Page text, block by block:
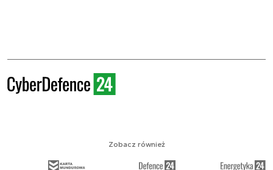
Zobacz również